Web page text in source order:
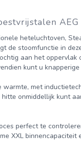
heteluchtoven,
de stoomfunctie in
aan het
kunt u
met
onmiddellijk kunt
perfect te
XXL